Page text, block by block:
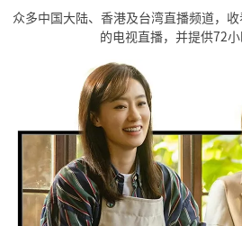
众多中国大陆、香港及台湾直播频道，
的电视直播，并提供72